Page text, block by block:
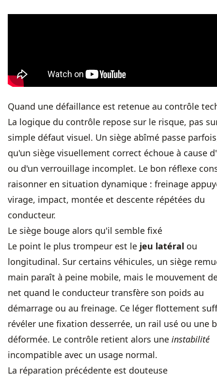
Quand une défaillance est retenue au contrôle
La logique du contrôle repose sur le risque, pas
simple défaut visuel. Un siège abîmé passe
qu'un siège visuellement correct échoue à cause
ou d'un verrouillage incomplet. Le bon réflexe
raisonner en situation dynamique : freinage
virage, impact, montée et descente répétées du
conducteur.
Le siège bouge alors qu'il semble fixé
Le point le plus trompeur est le jeu latéral ou
longitudinal. Sur certains véhicules, un siège
main paraît à peine mobile, mais le mouvement
net quand le conducteur transfère son poids au
démarrage ou au freinage. Ce léger flottement
révéler une fixation desserrée, un rail usé ou une
déformée. Le contrôle retient alors une instabilité
incompatible avec un usage normal.
La réparation précédente est douteuse